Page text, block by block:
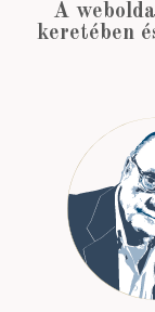
A
keretében